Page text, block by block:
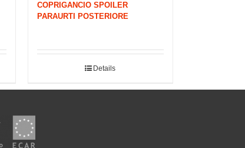
COPRIGANCIO SPOILER
PARAURTI POSTERIORE
Details